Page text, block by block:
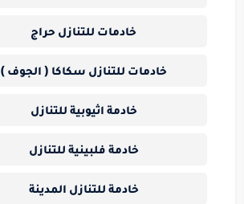
خادمات للتنازل حراج
خادمات للتنازل سكاكا ( الجوف )
خادمة اثيوبية للتنازل
خادمة فلبينية للتنازل
خادمة للتنازل المدينة